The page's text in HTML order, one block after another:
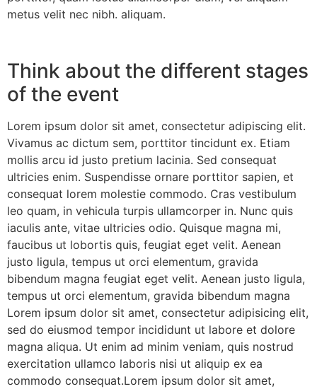
metus velit nec nibh. aliquam.
Think about the different stages
of the event
Lorem ipsum dolor sit amet, consectetur adipiscing elit.
Vivamus ac dictum sem, porttitor tincidunt ex. Etiam
mollis arcu id justo pretium lacinia. Sed consequat
ultricies enim. Suspendisse ornare porttitor sapien, et
consequat lorem molestie commodo. Cras vestibulum
leo quam, in vehicula turpis ullamcorper in. Nunc quis
iaculis ante, vitae ultricies odio. Quisque magna mi,
faucibus ut lobortis quis, feugiat eget velit. Aenean
justo ligula, tempus ut orci elementum, gravida
bibendum magna feugiat eget velit. Aenean justo ligula,
tempus ut orci elementum, gravida bibendum magna
Lorem ipsum dolor sit amet, consectetur adipisicing elit,
sed do eiusmod tempor incididunt ut labore et dolore
magna aliqua. Ut enim ad minim veniam, quis nostrud
exercitation ullamco laboris nisi ut aliquip ex ea
commodo consequat.Lorem ipsum dolor sit amet,